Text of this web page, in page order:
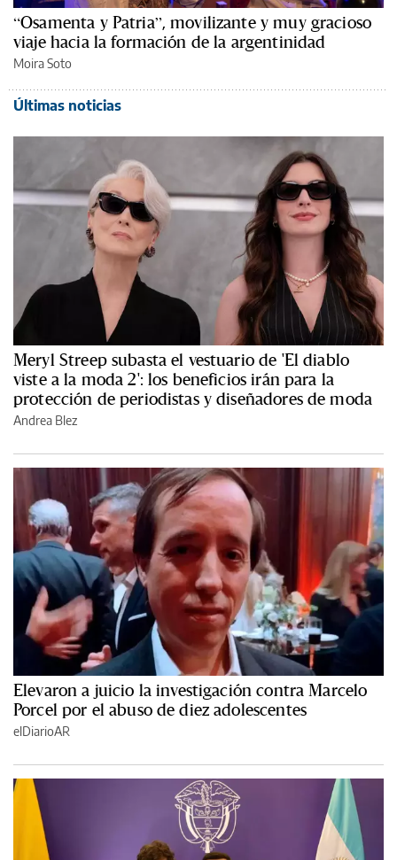
“Osamenta y Patria”, movilizante y muy gracioso
viaje hacia la formación de la argentinidad
Moira Soto
Últimas noticias
Meryl Streep subasta el vestuario de 'El diablo
viste a la moda 2': los beneficios irán para la
protección de periodistas y diseñadores de moda
Andrea Blez
Elevaron a juicio la investigación contra Marcelo
Porcel por el abuso de diez adolescentes
elDiarioAR